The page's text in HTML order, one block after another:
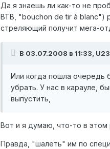
Да я знаешь ли как-то не
BTB, "bouchon de tir à blanc")
стреляющий получит мега-
В 03.07.2008 в 11:33,
Или когда пошла очередь
убрать. У нас в карауле,
выпустить,
Вот и я думаю, что-то в этом
Правда, "шалеть" им по